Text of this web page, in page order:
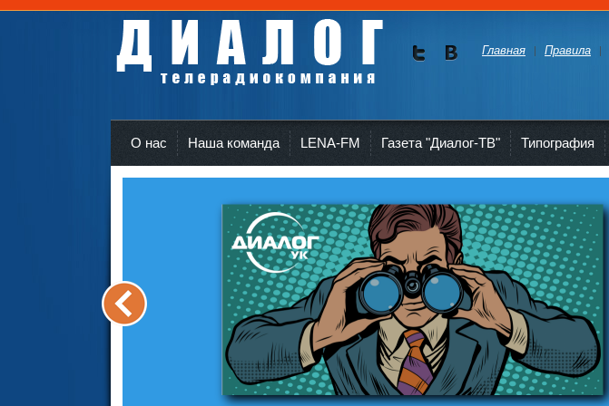
Главная Правила
О нас Наша команда LENA-FM Газета "Диалог-ТВ" Типография